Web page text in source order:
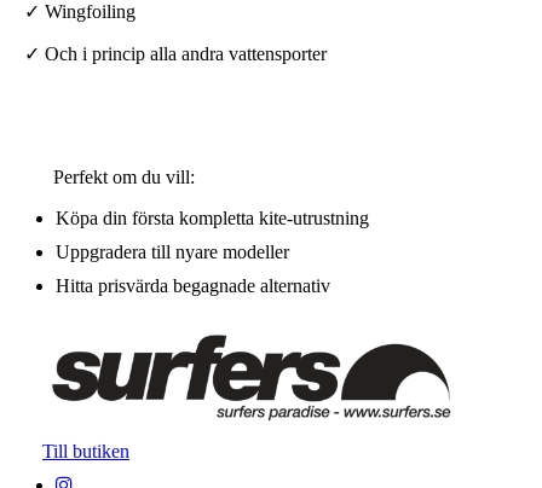
✓ Wingfoiling
✓ Och i princip alla andra vattensporter
Perfekt om du vill:
Köpa din första kompletta kite-utrustning
Uppgradera till nyare modeller
Hitta prisvärda begagnade alternativ
Till butiken